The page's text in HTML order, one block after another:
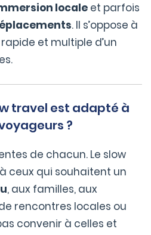
locale et parfois
. Il s’oppose à
et multiple d’un
travel est adapté à
?
de chacun. Le slow
ceux qui souhaitent un
, aux familles, aux
rencontres locales ou
convenir à celles et